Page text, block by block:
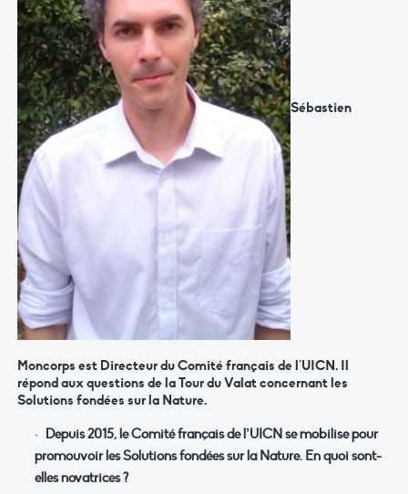
Sébastien
Moncorps est Directeur du Comité français de l’UICN. Il
répond aux questions de la Tour du Valat concernant les
Solutions fondées sur la Nature.
Depuis 2015, le Comité français de l’UICN se mobilise pour
promouvoir les Solutions fondées sur la Nature. En quoi sont-
elles novatrices ?